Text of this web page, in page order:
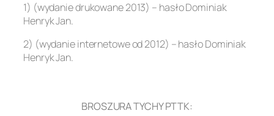
1) (wydanie drukowane 2013) – hasło Dominiak
Henryk Jan.
2) (wydanie internetowe od 2012) – hasło Dominiak
Henryk Jan.
BROSZURA TYCHY PTTK: